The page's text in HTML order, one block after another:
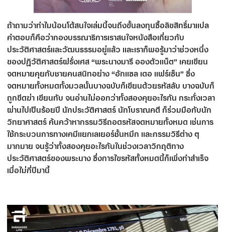
ถ้าถามว่าทำไมน้อนโด้สนใจเล่มนี้จนถึงขั้นลงทุนซื้อลิขสิทธิ์มาแปล
คำตอบก็คือว่ากองบรรณาธิการเราสนใจหนังสือเกี่ยวกับ
ประวัติศาสตร์และวัฒนธรรมอยู่แล้ว และเราก็พอรู้มาว่าช่วงหนึ่ง
ของปฏิวัติศาสตร์ฝรั่งเศส “พระนางมารี อองตัวแน็ต” เคยเขียน
จดหมายคุยกับชายคนสนิทอย่าง “อักแซล เดอ แฟร์เซ็น” ซึ่ง
จดหมายทั้งหมดทั้งมวลนั้นบางฉบับก็เขียนด้วยรหัสลับ บางฉบับก็
ถูกขีดฆ่า เขียนทับ จนอ่านไม่ออกว่าทั้งสองคุยอะไรกัน กระทั่งเวลา
ผ่านไปเป็นร้อยปี นักประวัติศาสตร์ นักโบราณคดี ก็ร่วมมือกับนัก
วิทยาศาสตร์ ค้นคว้าหากรรมวิธีถอดรหัสจดหมายทั้งหมด เช่นการ
ใช้กระบวนการทางเคมีแยกเลเยอร์ชั้นหมึก และกรรมวิธีต่าง ๆ
มากมาย จนรู้ว่าทั้งสองคุยอะไรกันในช่วงเวลาวิกฤติทาง
ประวัติศาสตร์ของพระนาง ซึ่งการไขรหัสทั้งหมดนี้ก็เพิ่งทำสำเร็จ
เมื่อไม่กี่ปีมานี้